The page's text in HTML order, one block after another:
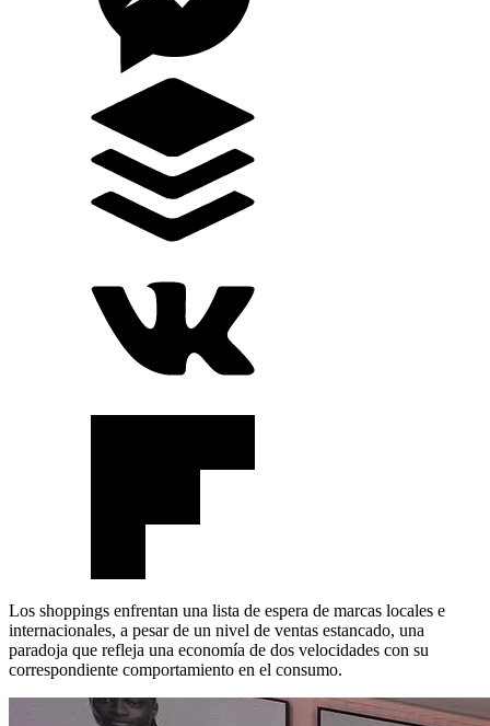
Los shoppings enfrentan una lista de espera de marcas locales e
internacionales, a pesar de un nivel de ventas estancado, una
paradoja que refleja una economía de dos velocidades con su
correspondiente comportamiento en el consumo.